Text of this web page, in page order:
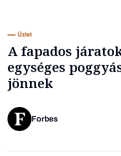
Üzlet
A fapados
egységes
jönnek
Forbes